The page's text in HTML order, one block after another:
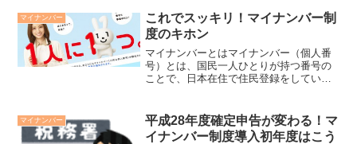
マイナンバー
これでスッキリ！マイナンバー制
度のキホン
マイナンバーとはマイナンバー（個人番
号）とは、国民一人ひとりが持つ番号の
ことで、日本在住で住民登録をしている
どの複数の機関に登録されている個人情
報を、同一人物の情...
マイナンバー
平成28年度確定申告が変わる！マ
イナンバー制度導入初年度はこう